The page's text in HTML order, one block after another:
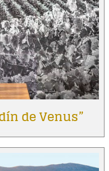
de Venus”